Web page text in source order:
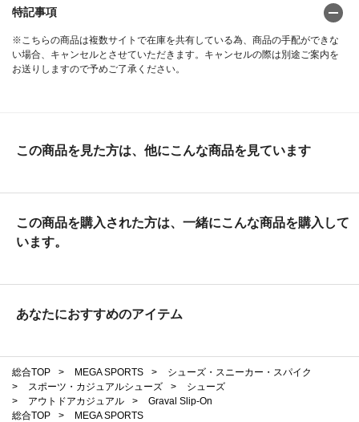
特記事項
※こちらの商品は複数サイトで在庫を共有している為、商品の手配ができな
い場合、キャンセルとさせていただきます。キャンセルの際は別途ご案内を
お送りしますので予めご了承ください。
この商品を見た方は、他にこんな商品を見ています
この商品を購入された方は、一緒にこんな商品を購入して
います。
あなたにおすすめのアイテム
総合TOP > MEGA SPORTS >
シューズ・スニーカー・スパイク
>
スポーツ・カジュアルシューズ >
シューズ
>
アウトドアカジュアル >
Graval Slip-On
総合TOP
>
MEGA SPORTS